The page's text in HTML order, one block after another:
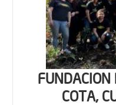
FUNDACION
COTA,